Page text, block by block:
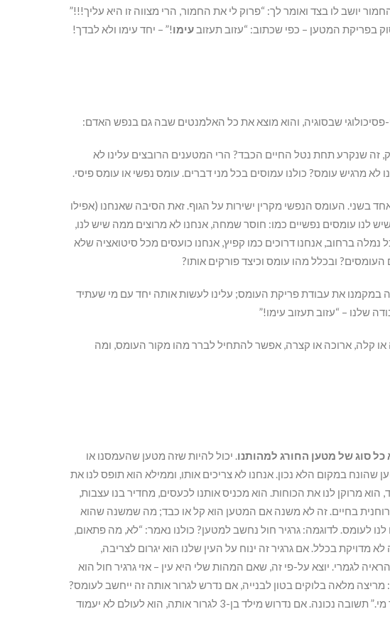
יושב לו בצד ואומר לך: “פרוק לי את החמור, הרי מצווה זו היא עליך!!!”
בפריקת המטען – כפי שכתוב: “עזוב תעזוב עימו!” – יחד עימו ולא לבדך!
שבסוגיה, והוא מוצא את כל האלמנטים שבה גם בנפש האדם:
זה שנקרע תחת נטל החיים הכבד? הרי המטענים הרובצים עלינו לא
לא מרגיש עומס? כולנו עמוסים בכל מני דברים. עומס נפשי או עומס פיסי.
בשני. העומס הנפשי מקרין ישירות על הגוף. זאת הסיבה שאנחנו (אפילו
לנו עומסים נפשיים כמו: חוסר שמחה, אנחנו לא מרוצים ממה שיש לנו,
נמלה ברחוב, אנחנו דרוכים כמו קפיץ, אנחנו כועסים מכל סיטואציה שלא
העומסים? ובכלל מהו עומס וכיצד פורקים אותו?
את עבודת פריקת העומס; עלינו לעשות אותה יחד עם מי שעתיד
שלנו – “עזוב תעזוב עימו!”
קלה, ארוכה או קצרה, אפשר להתחיל לברר מהו מקור העומס, ומה
כל סוג של מטען החורג למהותנו. יכול להיות שזה מטען שהעמסנו או
במקום הלא נכון. אנחנו לא צריכים אותו, וממילא הוא תופס לנו את
הוא מרוקן לנו את הכוחות. הוא מכניס אותנו לכעסים, מחדיר בנו עצבות,
בחיים. זה לא משנה אם המטען הוא קל או כבד; מה שמשנה שהוא
לנו לעומס. לדוגמה: גרגיר חול נחשב למטען? כולנו נאמר: “לא, מה פתאום,
מדויקת בכלל. אם גרגיר זה ינוח על העין שלנו הוא יגרום לצריבה,
לגמרי. יוצא על-פי זה, שאם המהות שלי היא עין – אזי גרגיר חול הוא
מריצה מלאה בלוקים בטון לבנייה, אם נדרש לגרור אותה זה ייחשב לעומס?
מהדוגמה הקודמת נשכיל להשיב: “זה תלוי עבור מי.” תשובה נכונה. אם נדרוש מילד בן-3 לגרור אותה, הוא לעולם לא יעמוד